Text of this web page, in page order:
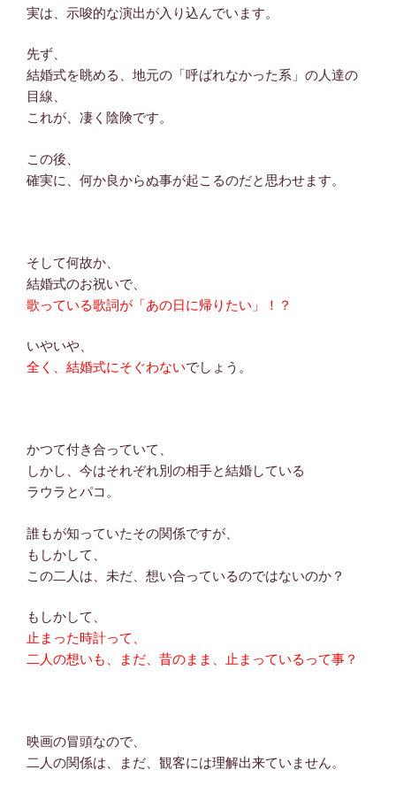
実は、示唆的な演出が入り込んでいます。
先ず、
結婚式を眺める、地元の「呼ばれなかった系」の人達の
目線、
これが、凄く陰険です。
この後、
確実に、何か良からぬ事が起こるのだと思わせます。
そして何故か、
結婚式のお祝いで、
歌っている歌詞が「あの日に帰りたい」！？
いやいや、
全く、結婚式にそぐわないでしょう。
かつて付き合っていて、
しかし、今はそれぞれ別の相手と結婚している
ラウラとパコ。
誰もが知っていたその関係ですが、
もしかして、
この二人は、未だ、想い合っているのではないのか？
もしかして、
止まった時計って、
二人の想いも、まだ、昔のまま、止まっているって事？
映画の冒頭なので、
二人の関係は、まだ、観客には理解出来ていません。